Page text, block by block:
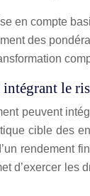
en compte
des
le
peuvent
cible des
rendement
d’exercer les